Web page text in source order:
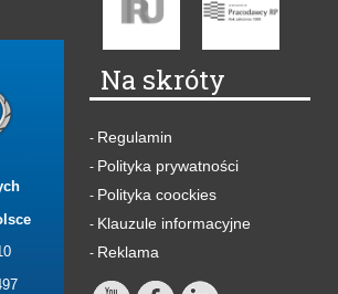
Na skróty
- Regulamin
- Polityka prywatności
- Polityka coockies
- Klauzule informacyjne
- Reklama